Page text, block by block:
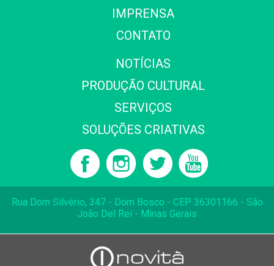
IMPRENSA
CONTATO
NOTÍCIAS
PRODUÇÃO CULTURAL
SERVIÇOS
SOLUÇÕES CRIATIVAS
Rua Dom Silvério, 347 - Dom Bosco - CEP 36301166 - São
João Del Rei - Minas Gerais